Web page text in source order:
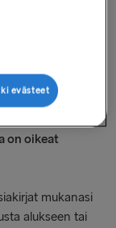
ja
on oikeat
mukanasi
alukseen tai
evästeet